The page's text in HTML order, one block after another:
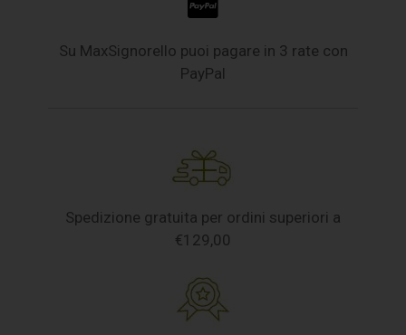
Su MaxSignorello puoi pagare in 3 rate con
PayPal
Spedizione gratuita per ordini superiori a
€129,00